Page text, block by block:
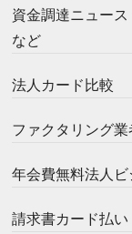
資金調達ニュー
など
法人カード比較
ファクタリング業
年会費無料法人
請求書カード払い